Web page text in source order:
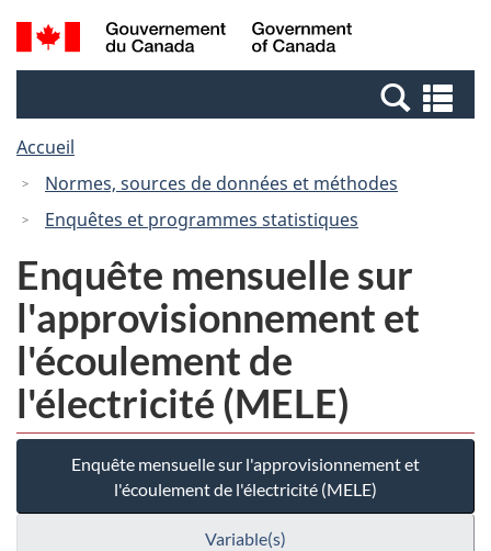
Passer
au
Passer
à
Canada
Recherche
et
et
Accueil
Normes, sources de données et méthodes
Enquêtes et programmes statistiques
Enquête mensuelle sur
l'approvisionnement et
l'écoulement de
l'électricité (MELE)
Enquête mensuelle sur l'approvisionnement et
l'écoulement de l'électricité (MELE)
Variable(s)